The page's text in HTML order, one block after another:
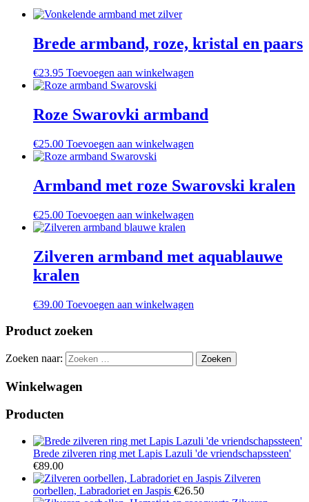
Brede armband, roze, kristal en paars
€23.95 Toevoegen aan winkelwagen
Roze Swarovki armband
€25.00 Toevoegen aan winkelwagen
Armband met roze Swarovski kralen
€25.00 Toevoegen aan winkelwagen
Zilveren armband met aquablauwe
kralen
€39.00 Toevoegen aan winkelwagen
Product zoeken
Zoeken naar:
Winkelwagen
Producten
Brede zilveren ring met Lapis Lazuli 'de vriendschapssteen'
€89.00
Zilveren
oorbellen, Labradoriet en Jaspis €26.50